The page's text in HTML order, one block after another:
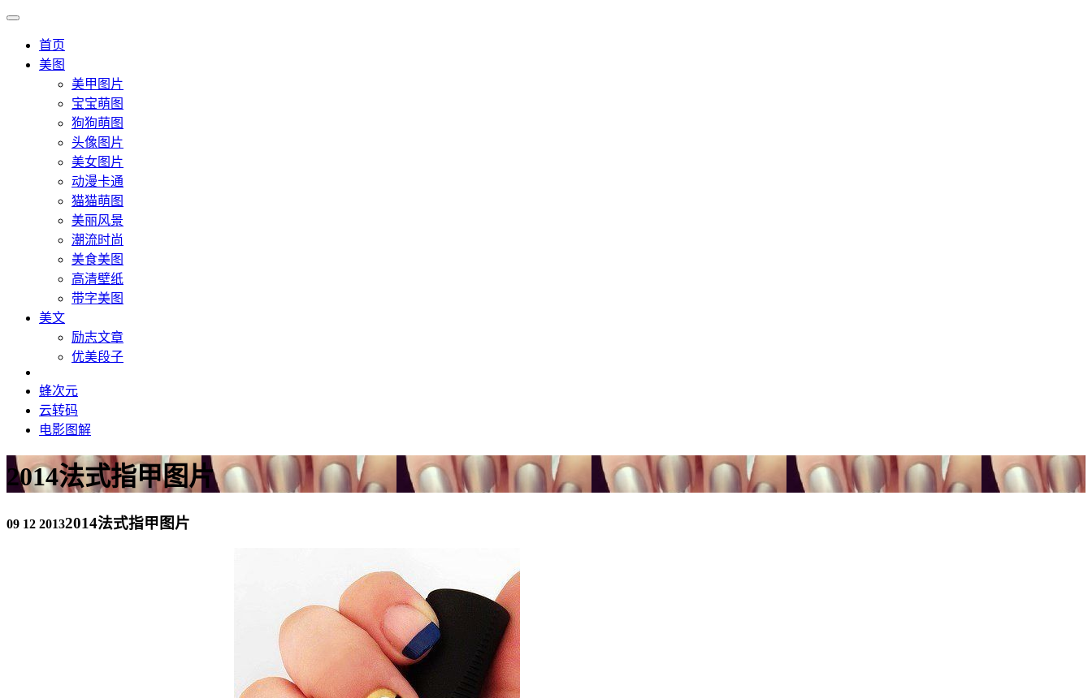
首页
美图
美甲图片
宝宝萌图
狗狗萌图
头像图片
美女图片
动漫卡通
猫猫萌图
美丽风景
潮流时尚
美食美图
高清壁纸
带字美图
美文
励志文章
优美段子
蜂次元
云转码
电影图解
2014法式指甲图片
09 12 20132014法式指甲图片